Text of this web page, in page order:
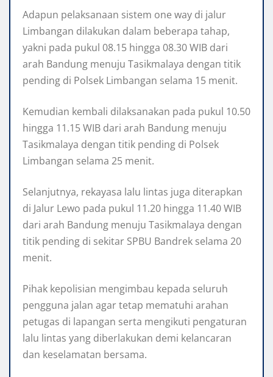
Adapun pelaksanaan sistem one way di jalur
Limbangan dilakukan dalam beberapa tahap,
yakni pada pukul 08.15 hingga 08.30 WIB dari
arah Bandung menuju Tasikmalaya dengan titik
pending di Polsek Limbangan selama 15 menit.
Kemudian kembali dilaksanakan pada pukul 10.50
hingga 11.15 WIB dari arah Bandung menuju
Tasikmalaya dengan titik pending di Polsek
Limbangan selama 25 menit.
Selanjutnya, rekayasa lalu lintas juga diterapkan
di Jalur Lewo pada pukul 11.20 hingga 11.40 WIB
dari arah Bandung menuju Tasikmalaya dengan
titik pending di sekitar SPBU Bandrek selama 20
menit.
Pihak kepolisian mengimbau kepada seluruh
pengguna jalan agar tetap mematuhi arahan
petugas di lapangan serta mengikuti pengaturan
lalu lintas yang diberlakukan demi kelancaran
dan keselamatan bersama.